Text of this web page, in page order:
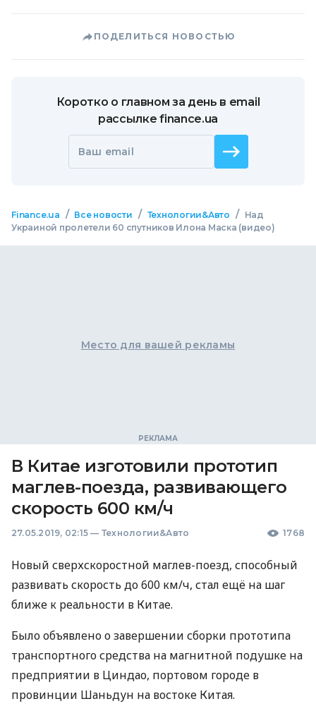
ПОДЕЛИТЬСЯ НОВОСТЬЮ
Коротко о главном за день в email
рассылке finance.ua
Ваш email
Finance.ua / Все новости / Технологии&Авто /
Над
Украиной пролетели 60 спутников Илона Маска (видео)
Место для вашей рекламы
В Китае изготовили прототип
маглев-поезда, развивающего
скорость 600 км/ч
27.05.2019, 02:15 — Технологии&Авто 1768
Новый сверхскоростной маглев-поезд, способный
развивать скорость до 600 км/ч, стал ещё на шаг
ближе к реальности в Китае.
Было объявлено о завершении сборки прототипа
транспортного средства на магнитной подушке на
предприятии в Циндао, портовом городе в
провинции Шаньдун на востоке Китая.